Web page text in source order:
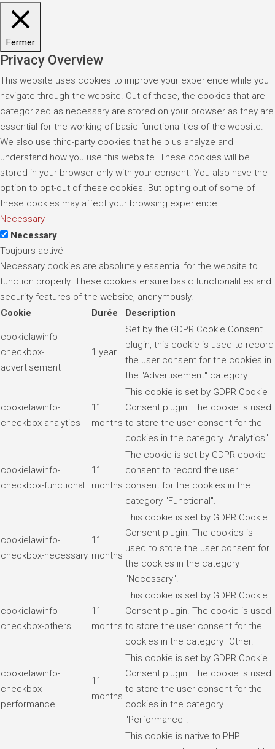
Fermer
Privacy Overview
This website uses cookies to improve your experience while you
navigate through the website. Out of these, the cookies that are
categorized as necessary are stored on your browser as they are
essential for the working of basic functionalities of the website.
We also use third-party cookies that help us analyze and
understand how you use this website. These cookies will be
stored in your browser only with your consent. You also have the
option to opt-out of these cookies. But opting out of some of
these cookies may affect your browsing experience.
Necessary
Necessary
Toujours activé
Necessary cookies are absolutely essential for the website to
function properly. These cookies ensure basic functionalities and
security features of the website, anonymously.
Cookie
Durée Description
cookielawinfo-
checkbox-
advertisement
1 year
Set by the GDPR Cookie Consent
plugin, this cookie is used to record
the user consent for the cookies in
the "Advertisement" category .
cookielawinfo-
checkbox-analytics
11
months
This cookie is set by GDPR Cookie
Consent plugin. The cookie is used
to store the user consent for the
cookies in the category "Analytics".
cookielawinfo-
checkbox-functional
11
months
The cookie is set by GDPR cookie
consent to record the user
consent for the cookies in the
category "Functional".
cookielawinfo-
checkbox-necessary
11
months
This cookie is set by GDPR Cookie
Consent plugin. The cookies is
used to store the user consent for
the cookies in the category
"Necessary".
cookielawinfo-
checkbox-others
11
months
This cookie is set by GDPR Cookie
Consent plugin. The cookie is used
to store the user consent for the
cookies in the category "Other.
cookielawinfo-
checkbox-
performance
11
months
This cookie is set by GDPR Cookie
Consent plugin. The cookie is used
to store the user consent for the
cookies in the category
"Performance".
This cookie is native to PHP